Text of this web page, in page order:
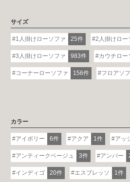
サイズ
1人掛けローソファ 25件 2人掛けロー
3人掛けローソファ 983件 カウチロー
コーナーローソファ 156件 フロアソ
カラー
アイボリー 6件 アクア 1件 アッ
アンティークベージュ 3件 アンバー
インディゴ 20件 エスプレッソ 1件